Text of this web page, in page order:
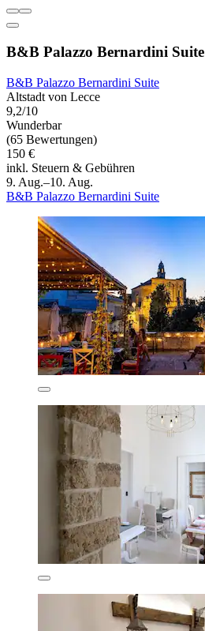
B&B Palazzo Bernardini Suite
B&B Palazzo Bernardini Suite
Altstadt von Lecce
9,2/10
Wunderbar
(65 Bewertungen)
150 €
inkl. Steuern & Gebühren
9. Aug.–10. Aug.
B&B Palazzo Bernardini Suite